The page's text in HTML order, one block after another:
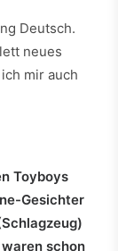
Deutsch.
neues
mir auch
Toyboys
Gesichter
schon